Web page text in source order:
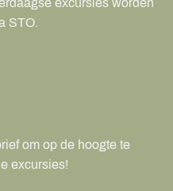
STO.
om op de hoogte te
excursies!